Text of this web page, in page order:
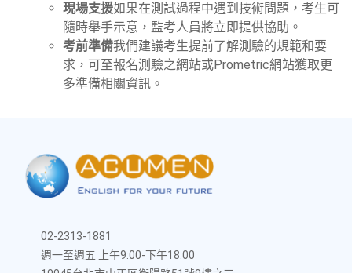
現場支援如果在測試過程中遇到技術問題，考生可
隨時舉手示意，監考人員將立即提供協助。
考前準備我們建議考生提前了解測驗的規範和要
求，可至報名測驗之網站或Prometric網站獲取更
多準備相關資訊。
02-2313-1881
週一至週五 上午9:00-下午18:00